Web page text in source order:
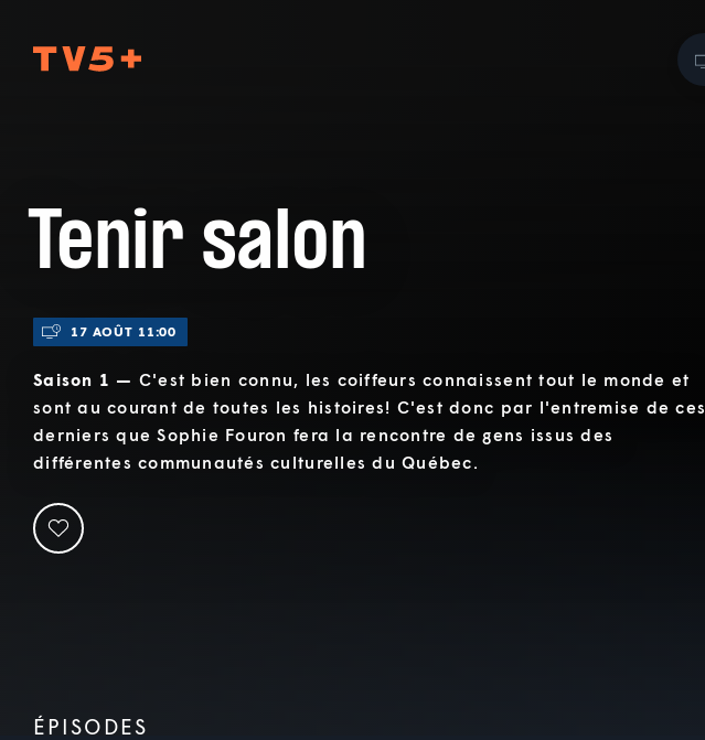
Tenir salon
17 AOÛT 11:00
Saison 1 — C'est bien connu, les coiffeurs connaissent tout le monde et
sont au courant de toutes les histoires! C'est donc par l'entremise de ces
derniers que Sophie Fouron fera la rencontre de gens issus des
différentes communautés culturelles du Québec.
ÉPISODES